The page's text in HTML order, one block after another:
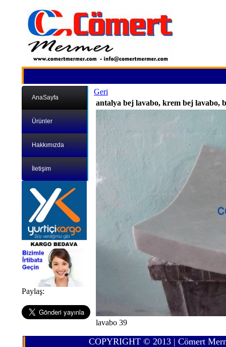
AnaSayfa
Ürünler
Hakkımızda
İletişim
Paylaş:
Geri
antalya bej lavabo, krem bej lavabo,
lavabo 39
COPYRIGHT © 2013 | Cömert